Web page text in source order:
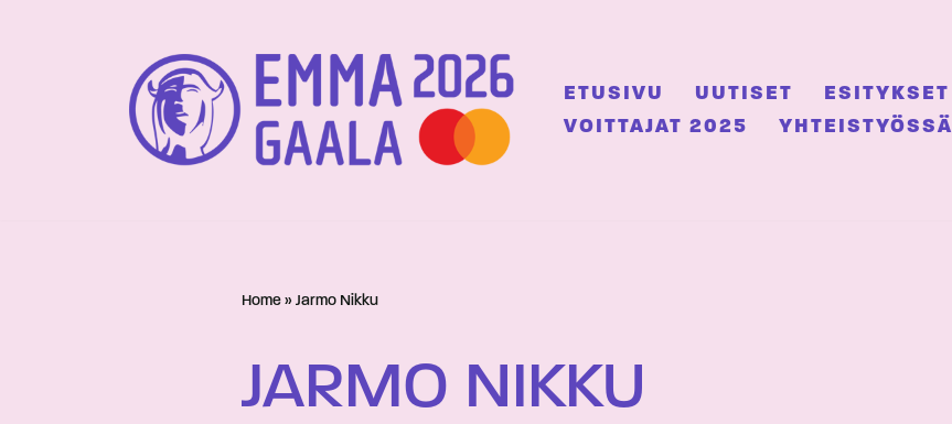
ETUSIVU UUTISET ESITYKSET
VOITTAJAT 2025
YHTEISTYÖSSÄ
Home » Jarmo Nikku
JARMO NIKKU